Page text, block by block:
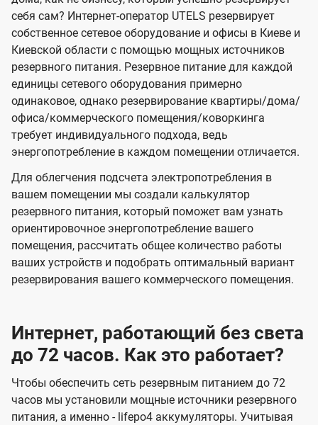
себя сам? Интернет-оператор UTELS резервирует
собственное сетевое оборудование и офисы в Киеве и
Киевской области с помощью мощных источников
резервного питания. Резервное питание для каждой
единицы сетевого оборудования примерно
одинаковое, однако резервирование квартиры/дома/
офиса/коммерческого помещения/коворкинга
требует индивидуального подхода, ведь
энергопотребление в каждом помещении отличается.
Для облегчения подсчета электропотребления в
вашем помещении мы создали калькулятор
резервного питания, который поможет вам узнать
ориентировочное энергопотребление вашего
помещения, рассчитать общее количество работы
ваших устройств и подобрать оптимальный вариант
резервирования вашего коммерческого помещения.
Интернет, работающий без света
до 72 часов. Как это работает?
Чтобы обеспечить сеть резервным питанием до 72
часов мы установили мощные источники резервного
питания, а именно - lifepo4 аккумуляторы. Учитывая